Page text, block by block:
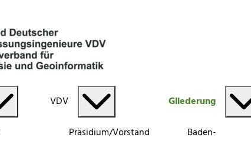
VDV
Präsidium/Vorstand
Gliederung
Baden-